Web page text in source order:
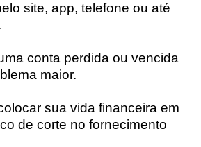
site, app, telefone ou até
conta perdida ou vencida
maior.
sua vida financeira em
de corte no fornecimento